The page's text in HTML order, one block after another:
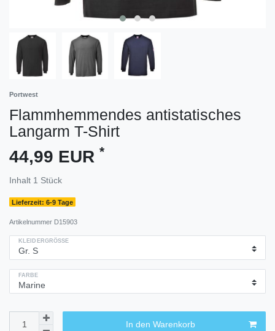
Portwest
Flammhemmendes antistatisches
Langarm T-Shirt
44,99 EUR *
Inhalt 1 Stück
Lieferzeit: 6-9 Tage
Artikelnummer D15903
KLEIDERGRÖSSE
FARBE
In den Warenkorb